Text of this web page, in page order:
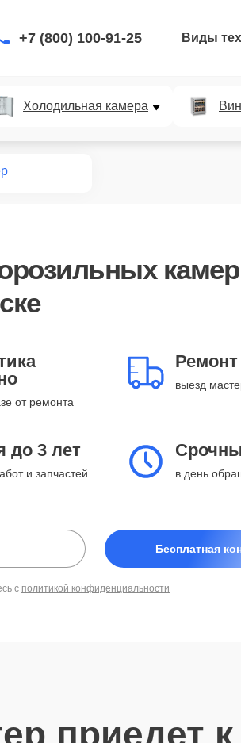
+7 (800) 100-91-25 Виды
Холодильная камера
от ремонта
выезд
до 3 лет
и запчастей в день
Бесплатная
с политикой конфиденциальности
приедет